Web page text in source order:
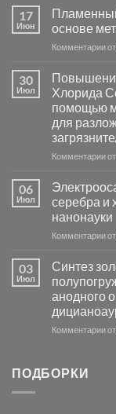
17
Июн
основе
Комментариик
и
на
30
Июл
Хлорида
помощью
для
Комментариик
в
с
06
Июл
серебра и
нанонауки
Комментариик
с
и
03
Июл
Синтез
анодного
Комментариик
ПОДБОРКИ